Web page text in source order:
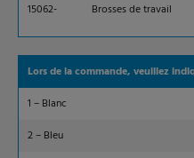
15062- Brosses de travail
Lors de la commande, veuillez
1 – Blanc
2 – Bleu